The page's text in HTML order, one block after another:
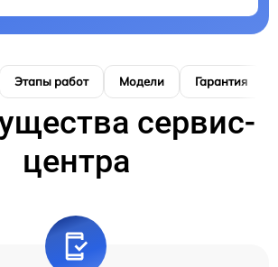
Этапы работ Модели Гарантия
сервис-
центра